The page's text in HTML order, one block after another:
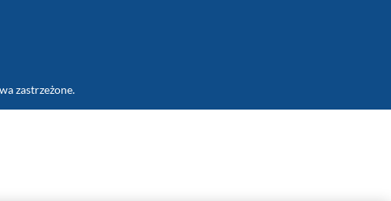
zastrzeżone.